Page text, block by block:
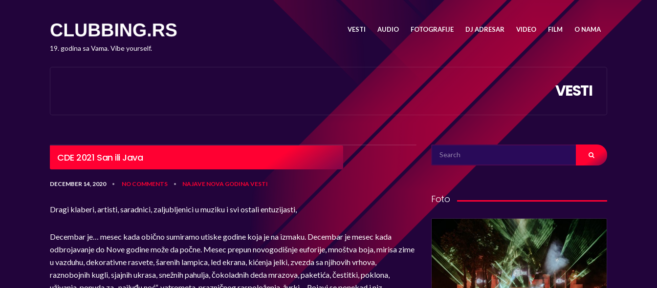
19. godina sa Vama. Vibe yourself.
VESTI AUDIO FOTOGRAFIJE DJ ADRESAR VIDEO FILM O NAMA
VESTI
CDE 2021 San ili Java
DECEMBER 14, 2020 • NO COMMENTS • NAJAVE NOVA GODINAVESTI
Dragi klaberi, artisti, saradnici, zaljubljenici u muziku i svi ostali entuzijasti,
Decembar je… mesec kada obično sumiramo utiske godine koja je na izmaku. Decembar je mesec kada
odbrojavanje do Nove godine može da počne. Mesec prepun novogodišnje euforije, mnoštva boja, mirisa zime
u vazduhu, dekorativne rasvete, šarenih lampica, led ekrana, kićenja jelki, zvezda sa njihovih vrhova,
raznobojnih kugli, sjajnih ukrasa, snežnih pahulja, čokoladnih deda mrazova, paketića, čestitki, poklona,
SEARCH
FOR:
Foto